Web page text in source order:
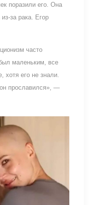
поразили его. Она
за рака. Егор
часто
маленьким, все
хотя его не знали.
прославился», —